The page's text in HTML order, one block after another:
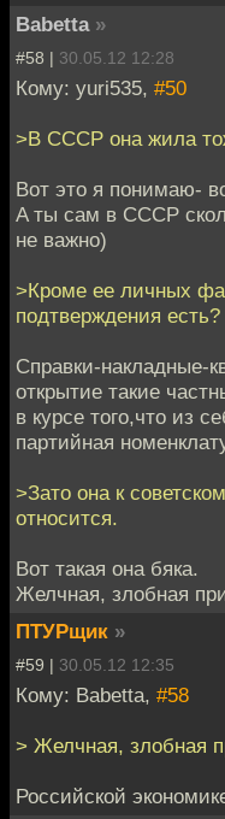
Babetta »
#58 | 30.05.12 12:28
Кому: yuri535, #50
>В СССР она жила
Вот это я понимаю-
A ты сам в СССР
не важно)
>Кроме ее личных
подтверждения есть?
Справки-накладные-
открытие такие
в курсе того,что из
партийная
>Зато она к
относится.
Вот такая она бяка.
Желчная, злобная
ПТУРщик »
#59 | 30.05.12 12:35
Кому: Babetta, #58
> Желчная, злобная
Российской